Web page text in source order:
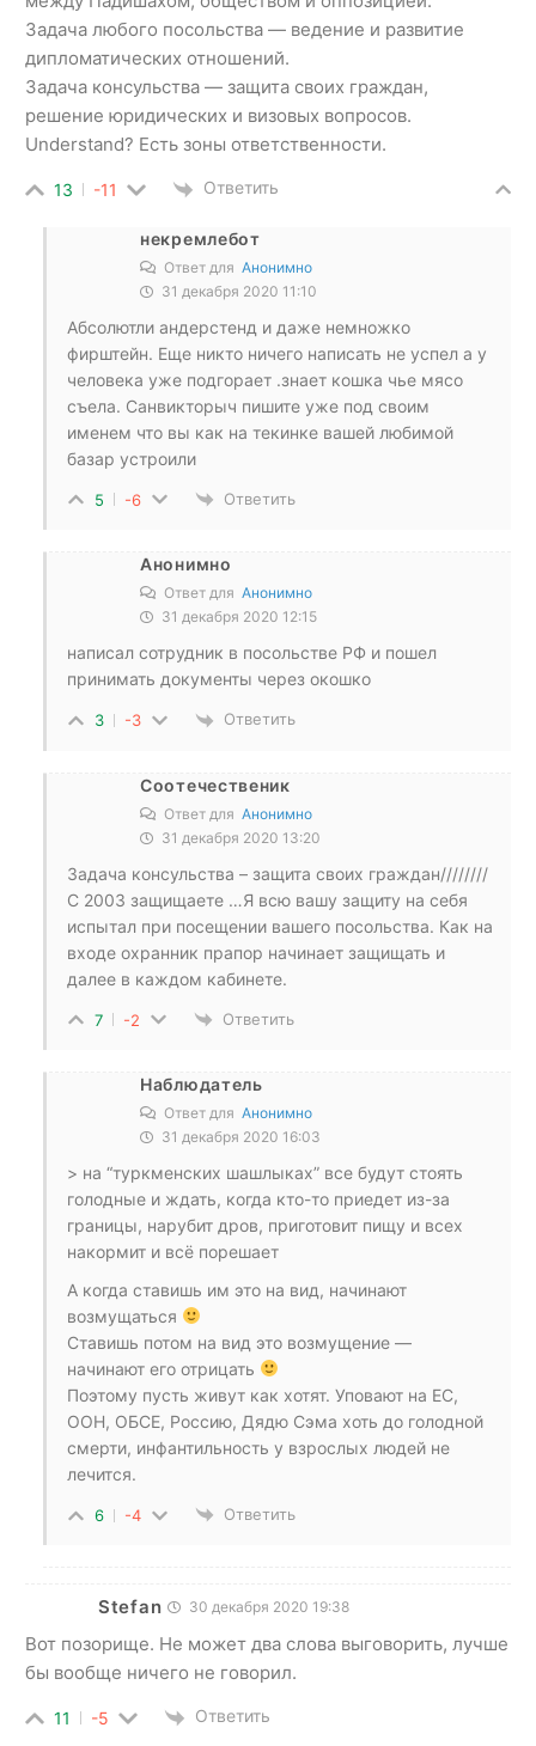
Задача любого посольства — ведение и развитие
дипломатических отношений.
Задача консульства — защита своих граждан,
решение юридических и визовых вопросов.
Understand? Есть зоны ответственности.
13 -11 Ответить
некремлебот
Ответ для Анонимно
31 декабря 2020 11:10
Абсолютли андерстенд и даже немножко
фирштейн. Еще никто ничего написать не успел а у
человека уже подгорает .знает кошка чье мясо
съела. Санвикторыч пишите уже под своим
именем что вы как на текинке вашей любимой
базар устроили
5 -6 Ответить
Анонимно
Ответ для Анонимно
31 декабря 2020 12:15
написал сотрудник в посольстве РФ и пошел
принимать документы через окошко
3 -3 Ответить
Соотечественик
Ответ для Анонимно
31 декабря 2020 13:20
Задача консульства – защита своих граждан////////
С 2003 защищаете …Я всю вашу защиту на себя
испытал при посещении вашего посольства. Как на
входе охранник прапор начинает защищать и
далее в каждом кабинете.
7 -2 Ответить
Наблюдатель
Ответ для Анонимно
31 декабря 2020 16:03
> на “туркменских шашлыках” все будут стоять
голодные и ждать, когда кто-то приедет из-за
границы, нарубит дров, приготовит пищу и всех
накормит и всё порешает
А когда ставишь им это на вид, начинают
возмущаться
Ставишь потом на вид это возмущение —
начинают его отрицать
Поэтому пусть живут как хотят. Уповают на ЕС,
ООН, ОБСЕ, Россию, Дядю Сэма хоть до голодной
смерти, инфантильность у взрослых людей не
лечится.
6 -4 Ответить
Stefan 30 декабря 2020 19:38
Вот позорище. Не может два слова выговорить, лучше
бы вообще ничего не говорил.
11 -5 Ответить